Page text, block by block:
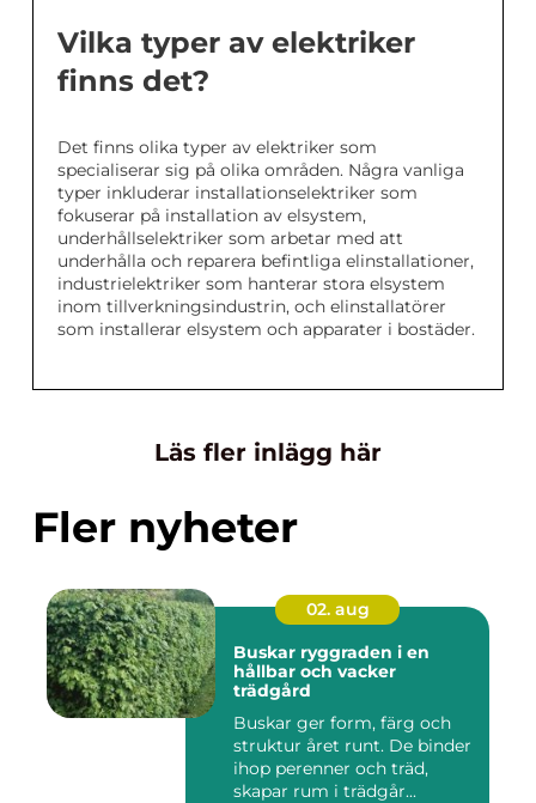
Vilka typer av elektriker
finns det?
Det finns olika typer av elektriker som
specialiserar sig på olika områden. Några vanliga
typer inkluderar installationselektriker som
fokuserar på installation av elsystem,
underhållselektriker som arbetar med att
underhålla och reparera befintliga elinstallationer,
industrielektriker som hanterar stora elsystem
inom tillverkningsindustrin, och elinstallatörer
som installerar elsystem och apparater i bostäder.
Läs fler inlägg här
Fler nyheter
02. aug
Buskar ryggraden i en
hållbar och vacker
trädgård
Buskar ger form, färg och
struktur året runt. De binder
ihop perenner och träd,
skapar rum i trädgår...